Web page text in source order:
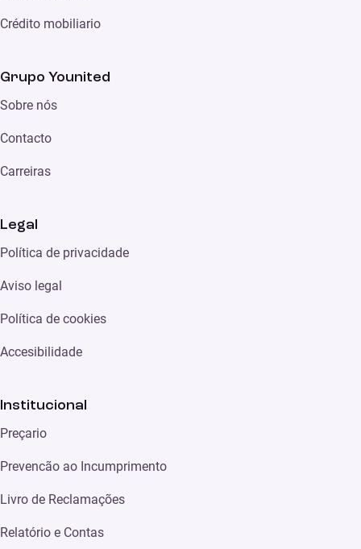
Crédito mobiliario
Grupo Younited
Sobre nós
Contacto
Carreiras
Legal
Política de privacidade
Aviso legal
Política de cookies
Accesibilidade
Institucional
Preçario
Prevencão ao Incumprimento
Livro de Reclamações
Relatório e Contas